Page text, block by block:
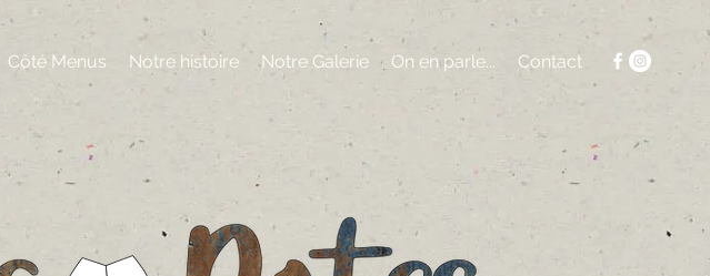
Côté Menus Notre histoire Notre Galerie On en parle... Contact